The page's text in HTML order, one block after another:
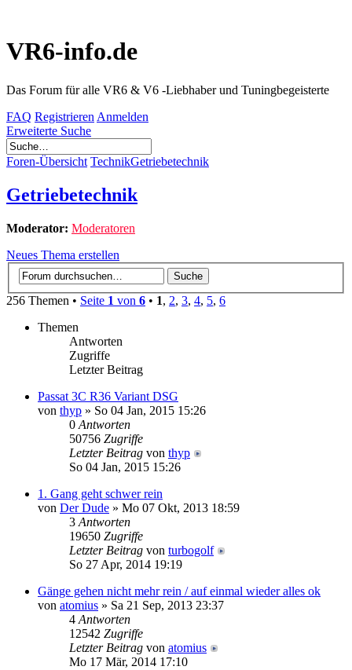
VR6-info.de
Das Forum für alle VR6 & V6 -Liebhaber und Tuningbegeisterte
FAQ Registrieren Anmelden
Erweiterte Suche
Foren-Übersicht TechnikGetriebetechnik
Getriebetechnik
Moderator: Moderatoren
Neues Thema erstellen
256 Themen • Seite 1 von 6 • 1, 2, 3, 4, 5, 6
Themen
Antworten
Zugriffe
Letzter Beitrag
Passat 3C R36 Variant DSG
von thyp » So 04 Jan, 2015 15:26
0 Antworten
50756 Zugriffe
Letzter Beitrag von thyp
So 04 Jan, 2015 15:26
1. Gang geht schwer rein
von Der Dude » Mo 07 Okt, 2013 18:59
3 Antworten
19650 Zugriffe
Letzter Beitrag von turbogolf
So 27 Apr, 2014 19:19
Gänge gehen nicht mehr rein / auf einmal wieder alles ok
von atomius » Sa 21 Sep, 2013 23:37
4 Antworten
12542 Zugriffe
Letzter Beitrag von atomius
Mo 17 Mär, 2014 17:10